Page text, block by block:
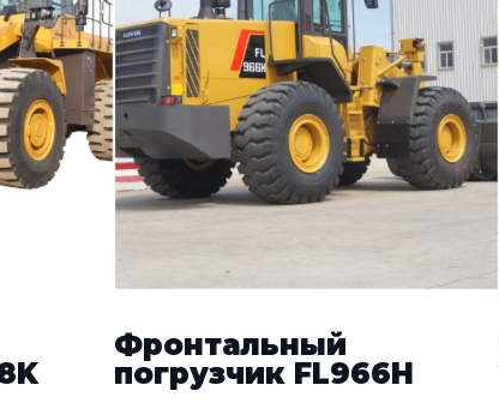
Фронтальный
погрузчик FL966H